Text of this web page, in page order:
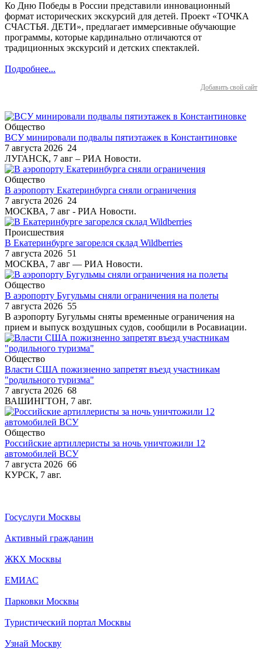
Ко Дню Победы в России представили инновационный
формат исторических экскурсий для детей. Проект «ТОЧКА
СЧАСТЬЯ. ДЕТИ», предлагает иммерсивные обучающие
программы, которые кардинально отличаются от
традиционных экскурсий и детских спектаклей.
Подробнее...
Добавить свой сайт
Общество
ВСУ минировали подвалы пятиэтажек в Константиновке
7 августа 2026 24
ЛУГАНСК, 7 авг – РИА Новости.
Общество
В аэропорту Екатеринбурга сняли ограничения
7 августа 2026 24
МОСКВА, 7 авг - РИА Новости.
Происшествия
В Екатеринбурге загорелся склад Wildberries
7 августа 2026 51
МОСКВА, 7 авг — РИА Новости.
Общество
В аэропорту Бугульмы сняли ограничения на полеты
7 августа 2026 55
В аэропорту Бугульмы сняты временные ограничения на
прием и выпуск воздушных судов, сообщили в Росавиации.
Общество
Власти США пожизненно запретят въезд участникам
"родильного туризма"
7 августа 2026 68
ВАШИНГТОН, 7 авг.
Общество
Российские артиллеристы за ночь уничтожили 12
автомобилей ВСУ
7 августа 2026 66
КУРСК, 7 авг.
Госуслуги Москвы
Активный гражданин
ЖКХ Москвы
ЕМИАС
Парковки Москвы
Туристический портал Москвы
Узнай Москву